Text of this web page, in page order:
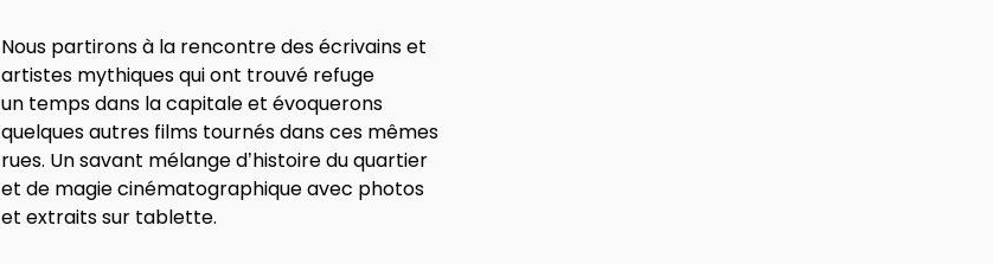
Nous partirons à la rencontre des écrivains et
artistes mythiques qui ont trouvé refuge
un temps dans la capitale et évoquerons
quelques autres films tournés dans ces mêmes
rues. Un savant mélange d’histoire du quartier
et de magie cinématographique avec photos
et extraits sur tablette.